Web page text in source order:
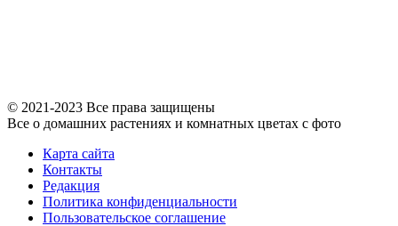
© 2021-2023 Все права защищены
Все о домашних растениях и комнатных цветах с фото
Карта сайта
Контакты
Редакция
Политика конфиденциальности
Пользовательское соглашение